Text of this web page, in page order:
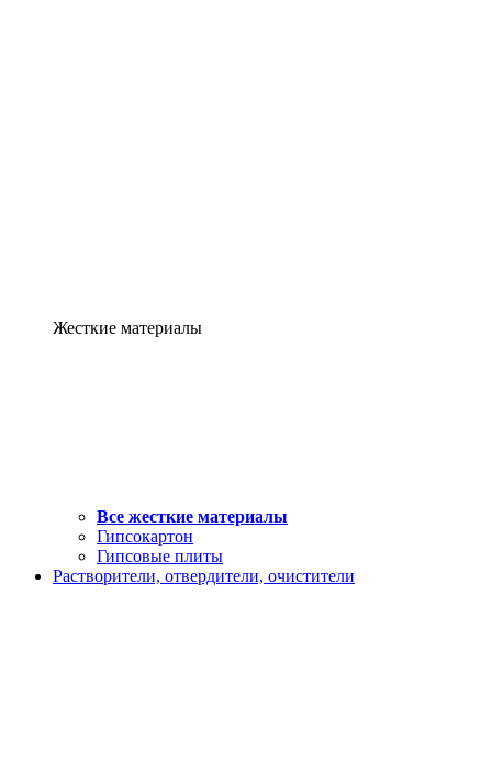
Жесткие материалы
Все жесткие материалы
Гипсокартон
Гипсовые плиты
Растворители, отвердители, очистители